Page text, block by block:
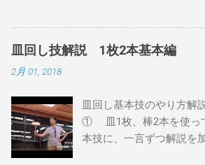
ます。 皿はなるべく水
皿の裏面の足になってい
プ」と呼びます）の内側
反対の位置にスティック
わないようにしましょう
手は奥に動かすと、下か
りに動くはずです。手を
皿回し技解説 1枚2本基本編
2月 01, 2018
皿回し基本技のやり方
① 皿1枚、棒2本を使っ
本技に、一言ずつ解説を